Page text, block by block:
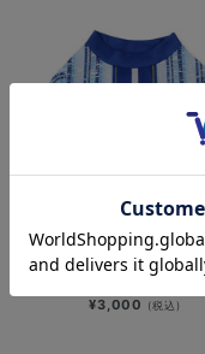
¥3,000 (税込)